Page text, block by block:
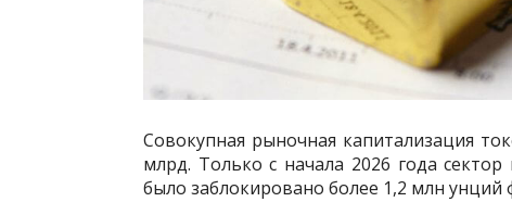
Совокупная рыночная капитализация
млрд. Только с начала 2026 года
было заблокировано более 1,2 млн унций